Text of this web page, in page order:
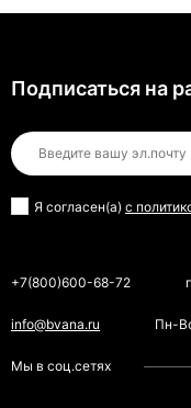
Подписаться на
Я согласен(a) с
+7(800)600-68-72
info@bvana.ru Пн-
Мы в соц.сетях